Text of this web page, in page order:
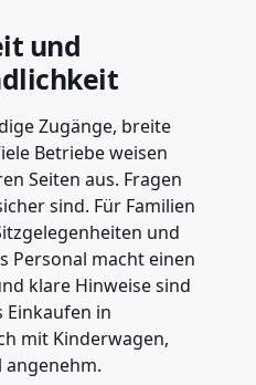
und
Zugänge, breite
Betriebe weisen
Seiten aus. Fragen
sind. Für Familien
und
Personal macht einen
klare Hinweise sind
Einkaufen in
mit Kinderwagen,
angenehm.